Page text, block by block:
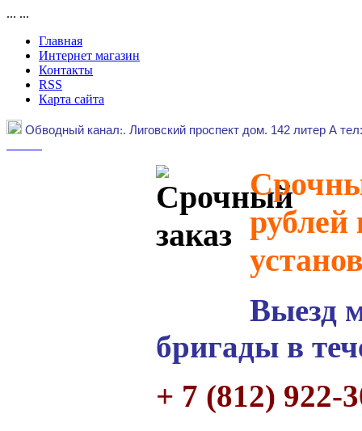
... ...
Главная
Интернет магазин
Контакты
RSS
Карта сайта
Обводный канал:. Лиговский проспект дом. 142 литер А
рублей
Выезд
бригады в
+ 7 (812) 922-